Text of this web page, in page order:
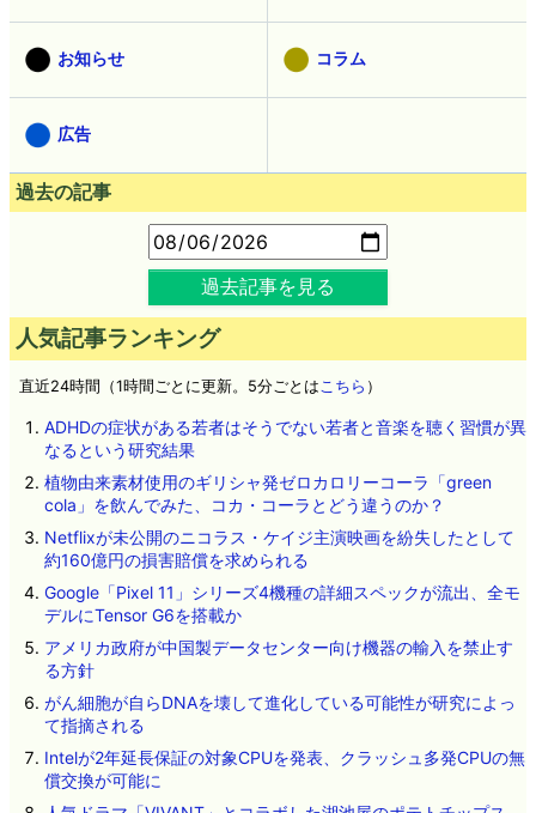
お知らせ コラム
広告
過去の記事
過去記事を見る
人気記事ランキング
直近24時間（1時間ごとに更新。5分ごとはこちら ）
ADHDの症状がある若者はそうでない若者と音楽を聴く習慣が異
なるという研究結果
植物由来素材使用のギリシャ発ゼロカロリーコーラ「green
cola」を飲んでみた、コカ・コーラとどう違うのか？
Netflixが未公開のニコラス・ケイジ主演映画を紛失したとして
約160億円の損害賠償を求められる
Google「Pixel 11」シリーズ4機種の詳細スペックが流出、全モ
デルにTensor G6を搭載か
アメリカ政府が中国製データセンター向け機器の輸入を禁止す
る方針
がん細胞が自らDNAを壊して進化している可能性が研究によっ
て指摘される
Intelが2年延長保証の対象CPUを発表、クラッシュ多発CPUの無
償交換が可能に